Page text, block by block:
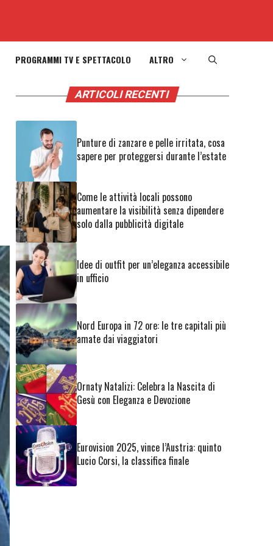
PROGRAMMI TV E SPETTACOLO ALTRO
ARTICOLI RECENTI
Punture di zanzare e pelle irritata, cosa
sapere per proteggersi durante l’estate
Come le attività locali possono
aumentare la visibilità senza dipendere
solo dalla pubblicità digitale
Idee di outfit per un’eleganza accessibile
in ufficio
Nord Europa in 72 ore: le tre capitali più
amate dai viaggiatori
Ornaty Natalizi: Celebra la Nascita di
Gesù con Eleganza e Devozione
Eurovision 2025, vince l’Austria: quinto
Lucio Corsi, la classifica finale